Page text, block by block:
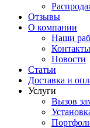
Отзывы
О компании
Наши
Контакты
Новости
Статьи
Доставка и
Услуги
Вызов